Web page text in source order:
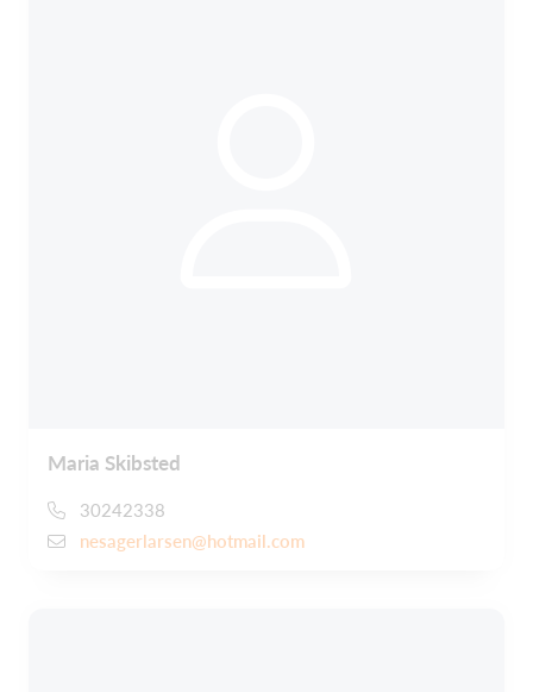
Maria Skibsted
30242338
nesagerlarsen@hotmail.com